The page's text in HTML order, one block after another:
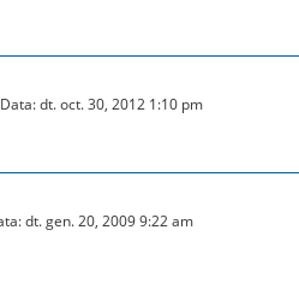
Data: dt. oct. 30, 2012 1:10 pm
dt. gen. 20, 2009 9:22 am